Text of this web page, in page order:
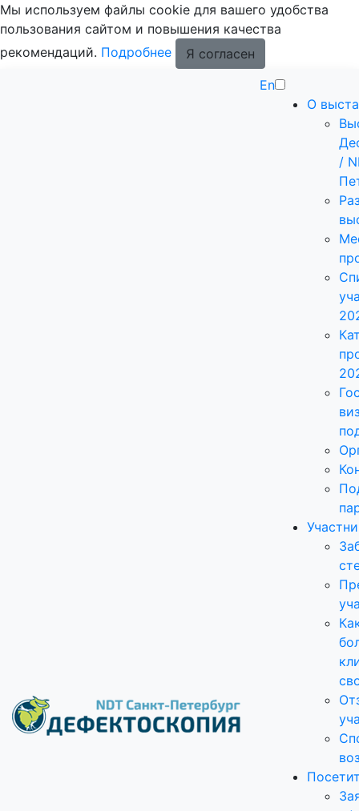
Мы используем файлы cookie для вашего удобства
пользования сайтом и повышения качества
рекомендаций. Подробнее
Я согласен
En
О
/